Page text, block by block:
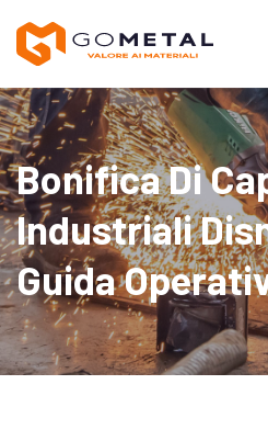
Bonifica Di
Industriali
Guida